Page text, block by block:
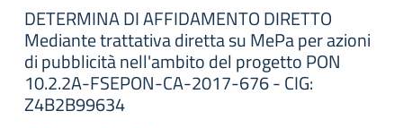
DETERMINA DI AFFIDAMENTO DIRETTO
Mediante trattativa diretta su MePa per azioni
di pubblicità nell'ambito del progetto PON
10.2.2A-FSEPON-CA-2017-676 - CIG:
Z4B2B99634